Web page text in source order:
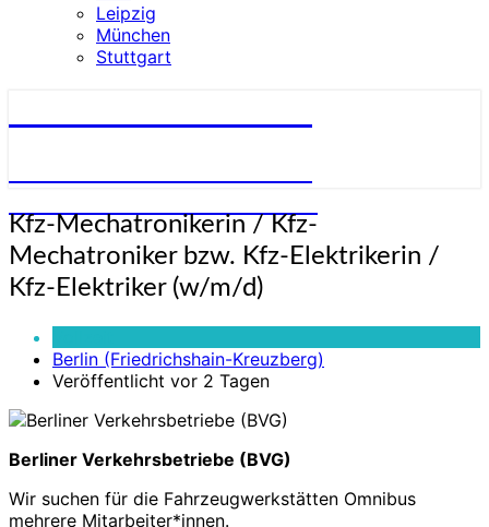
Leipzig
München
Stuttgart
Kfz-
Mechatronikerin
/
Kfz-
Elektrikerin
Kfz-
(w/m/d)
Kfz-Mechatronikerin / Kfz-
Mechatroniker bzw. Kfz-Elektrikerin /
Kfz-Elektriker (w/m/d)
Berlin (Friedrichshain-Kreuzberg)
Veröffentlicht vor 2 Tagen
Berliner Verkehrsbetriebe (BVG)
Wir suchen für die Fahrzeugwerkstätten Omnibus
mehrere Mitarbeiter*innen.